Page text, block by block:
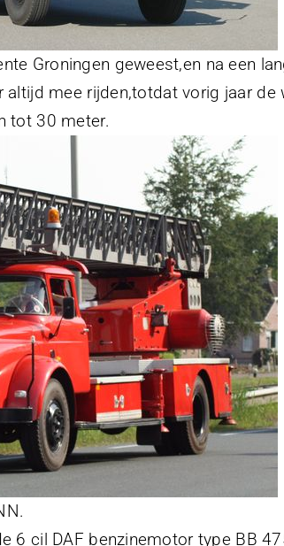
Groningen geweest,en na een
altijd mee rijden,totdat vorig jaar
tot 30 meter.
6 cil DAF benzinemotor type BB